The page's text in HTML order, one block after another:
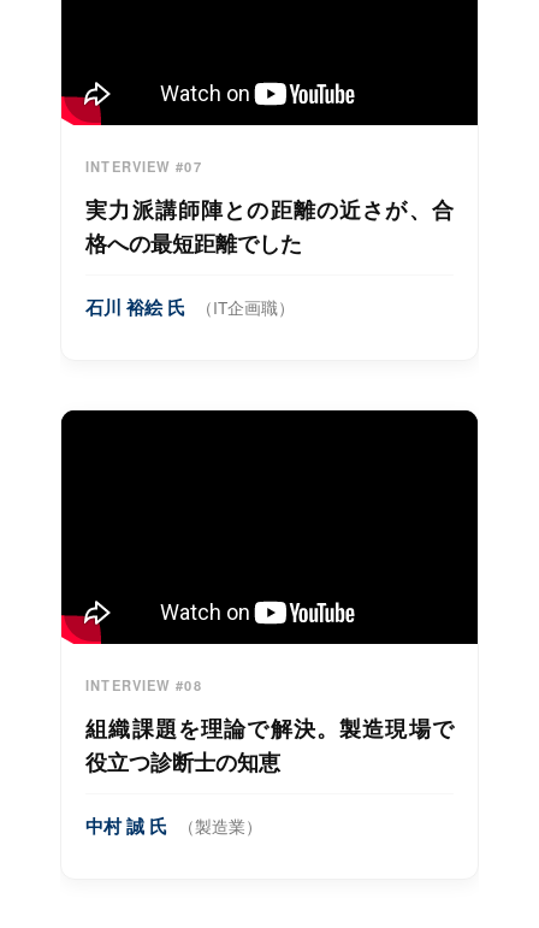
INTERVIEW #07
実力派講師陣との距離の近さが、合
格への最短距離でした
石川 裕絵 氏 （IT企画職）
INTERVIEW #08
組織課題を理論で解決。製造現場で
役立つ診断士の知恵
中村 誠 氏 （製造業）